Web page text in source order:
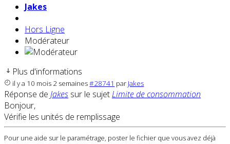
Jakes
Hors Ligne
Modérateur
Plus d'informations
il y a 10 mois 2 semaines#28741 par Jakes
Réponse de Jakes sur le sujetLimite de consommation
Bonjour,
Vérifie les unités de remplissage
Pour une aide sur le paramétrage, poster le fichier que vous avez déjà